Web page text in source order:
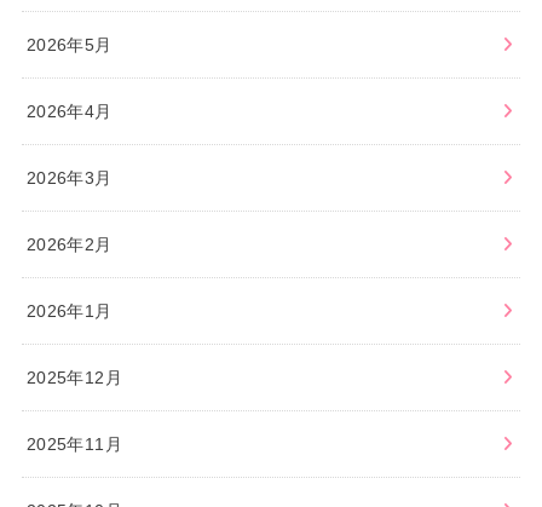
2026年5月
2026年4月
2026年3月
2026年2月
2026年1月
2025年12月
2025年11月